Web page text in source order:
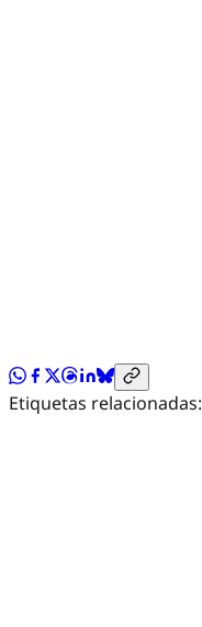
Etiquetas relacionadas: